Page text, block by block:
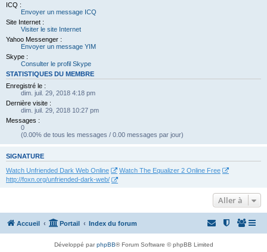
ICQ :
Envoyer un message ICQ
Site Internet :
Visiter le site Internet
Yahoo Messenger :
Envoyer un message YIM
Skype :
Consulter le profil Skype
STATISTIQUES DU MEMBRE
Enregistré le :
dim. juil. 29, 2018 4:18 pm
Dernière visite :
dim. juil. 29, 2018 10:27 pm
Messages :
0
(0.00% de tous les messages / 0.00 messages par jour)
SIGNATURE
Watch Unfriended Dark Web Online
Watch The Equalizer 2 Online Free
http://foxn.org/unfriended-dark-web/
Aller à
Accueil Portail Index du forum
Développé parphpBB® Forum Software © phpBB Limited